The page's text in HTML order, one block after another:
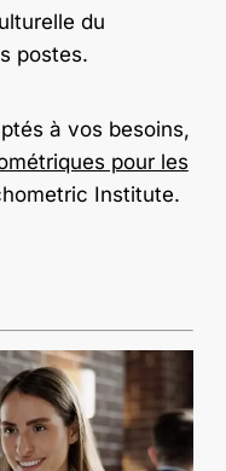
du
postes.
à vos besoins,
pour les
Institute.